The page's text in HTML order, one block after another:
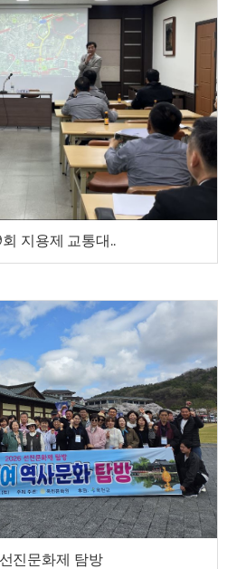
지용제 교통대..
진문화제 탐방